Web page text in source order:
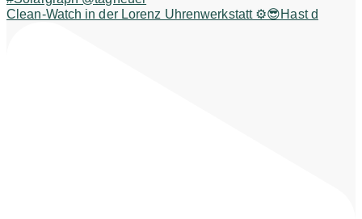
Clean-Watch in der Lorenz Uhrenwerkstatt ⚙️😎Hast d